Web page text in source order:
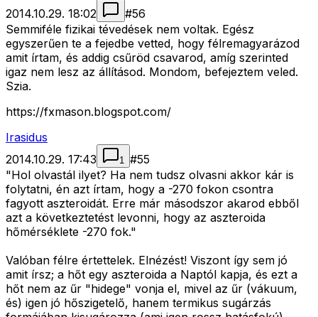
2014.10.29. 18:02
#56
Semmiféle fizikai tévedések nem voltak. Egész
egyszerűen te a fejedbe vetted, hogy félremagyarázod
amit írtam, és addig csűröd csavarod, amíg szerinted
igaz nem lesz az állításod. Mondom, befejeztem veled.
Szia.
https://fxmason.blogspot.com/
Irasidus
2014.10.29. 17:43
1 #55
"Hol olvastál ilyet? Ha nem tudsz olvasni akkor kár is
folytatni, én azt írtam, hogy a -270 fokon csontra
fagyott aszteroidát. Erre már másodszor akarod ebből
azt a következtetést levonni, hogy az aszteroida
hőmérséklete -270 fok."
Valóban félre értettelek. Elnézést! Viszont így sem jó
amit írsz; a hőt egy aszteroida a Naptól kapja, és ezt a
hőt nem az űr "hidege" vonja el, mivel az űr (vákuum,
és) igen jó hőszigetelő, hanem termikus sugárzás